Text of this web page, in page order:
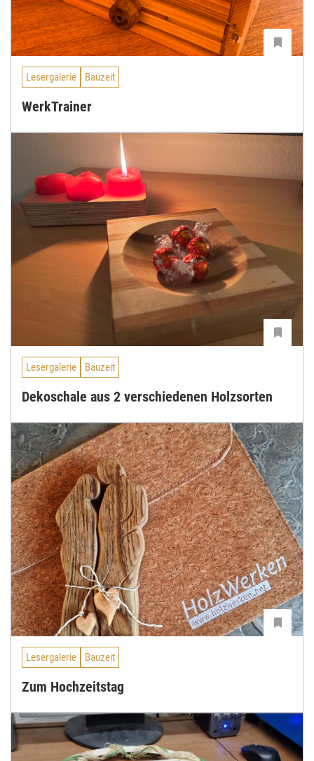
Lesergalerie Bauzeit
WerkTrainer
Lesergalerie Bauzeit
Dekoschale aus 2 verschiedenen Holzsorten
Lesergalerie Bauzeit
Zum Hochzeitstag